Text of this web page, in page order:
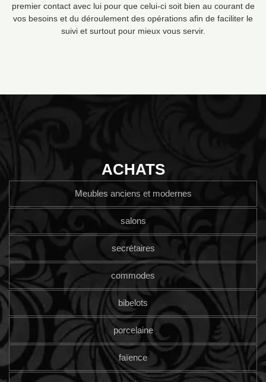
premier contact avec lui pour que celui-ci soit bien au courant de
vos besoins et du déroulement des opérations afin de faciliter le
suivi et surtout pour mieux vous servir.
ACHATS
Meubles anciens et modernes
salons
secrétaires
commodes
bibelots
porcelaine
faïence